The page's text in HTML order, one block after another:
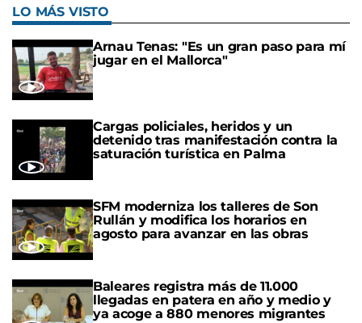
LO MÁS VISTO
Arnau Tenas: "Es un gran paso para mí
jugar en el Mallorca"
Cargas policiales, heridos y un
detenido tras manifestación contra la
saturación turística en Palma
SFM moderniza los talleres de Son
Rullán y modifica los horarios en
agosto para avanzar en las obras
Baleares registra más de 11.000
llegadas en patera en año y medio y
ya acoge a 880 menores migrantes